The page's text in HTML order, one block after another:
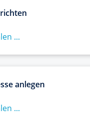
...
anlegen
...